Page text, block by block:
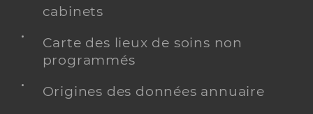
cabinets
Carte des lieux de soins non
programmés
Origines des données annuaire